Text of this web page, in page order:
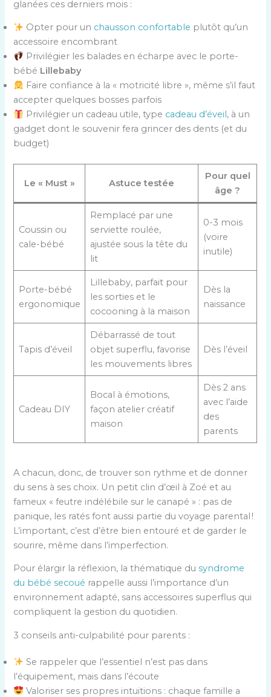
glanées ces derniers mois :
Opter pour un chausson confortable plutôt qu’un
accessoire encombrant
Privilégier les balades en écharpe avec le porte-
bébé Lillebaby
Faire confiance à la « motricité libre », même s’il faut
accepter quelques bosses parfois
Privilégier un cadeau utile, type cadeau d’éveil , à un
gadget dont le souvenir fera grincer des dents (et du
budget)
Le « Must » Astuce testée
Pour quel
âge ?
Coussin ou
cale-bébé
Remplacé par une
serviette roulée,
ajustée sous la tête du
lit
0-3 mois
(voire
inutile)
Porte-bébé
ergonomique
Lillebaby, parfait pour
les sorties et le
cocooning à la maison
Dès la
naissance
Tapis d’éveil
Débarrassé de tout
objet superflu, favorise
les mouvements libres
Dès l’éveil
Cadeau DIY
Bocal à émotions,
façon atelier créatif
maison
Dès 2 ans
avec l’aide
des
parents
A chacun, donc, de trouver son rythme et de donner
du sens à ses choix. Un petit clin d’œil à Zoé et au
fameux « feutre indélébile sur le canapé » : pas de
panique, les ratés font aussi partie du voyage parental !
L’important, c’est d’être bien entouré et de garder le
sourire, même dans l’imperfection.
Pour élargir la réflexion, la thématique dusyndrome
du bébé secoué rappelle aussi l’importance d’un
environnement adapté, sans accessoires superflus qui
compliquent la gestion du quotidien.
3 conseils anti-culpabilité pour parents :
Se rappeler que l’essentiel n’est pas dans
l’équipement, mais dans l’écoute
Valoriser ses propres intuitions : chaque famille a